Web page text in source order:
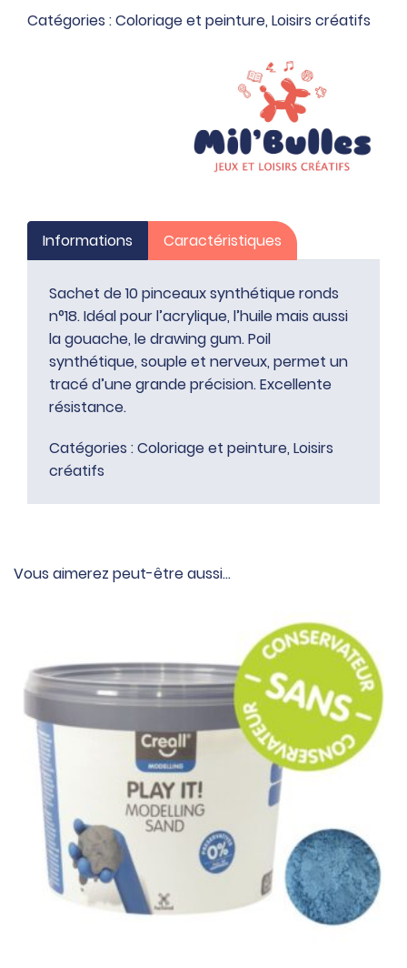
n°18
Catégories :Coloriage et peinture, Loisirs créatifs
Informations Caractéristiques
Sachet de 10 pinceaux synthétique ronds
n°18. Idéal pour l’acrylique, l’huile mais aussi
la gouache, le drawing gum. Poil
synthétique, souple et nerveux, permet un
tracé d’une grande précision. Excellente
résistance.
Catégories :Coloriage et peinture, Loisirs
créatifs
Vous aimerez peut-être aussi…